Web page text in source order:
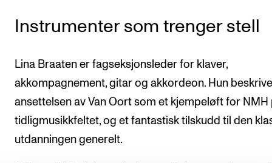
Instrumenter som trenger stell
Lina Braaten er fagseksjonsleder for klaver,
akkompagnement, gitar og akkordeon. Hun
ansettelsen av Van Oort som et kjempeløft for NMH
tidligmusikkfeltet, og et fantastisk tilskudd til den
utdanningen generelt.